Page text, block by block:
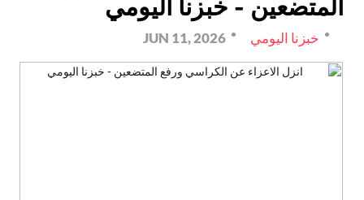
المتضعين - خبزنا اليومي
خبزنا اليومي JUN 11, 2026